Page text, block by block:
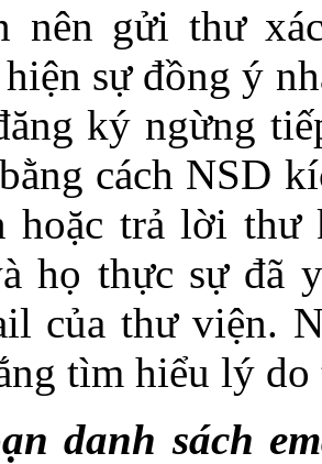
nên gửi thư
sự đồng ý
ký ngừng
cách NSD
hoặc trả lời
họ thực sự đã
của thư viện.
tìm hiểu lý
danh sách